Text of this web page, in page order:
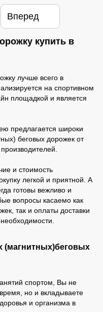
Вперед
купить в
лучше всего в
на спортивном
площадкой и является
предлагается широки
беговых дорожек от
и стоимость
легкой и приятной. А
готовы вежливо и
вопросы касаемо как
так и оплаты доставки
(магнитных)беговых
спортом, Вы не
но и вкладываете
и организма в